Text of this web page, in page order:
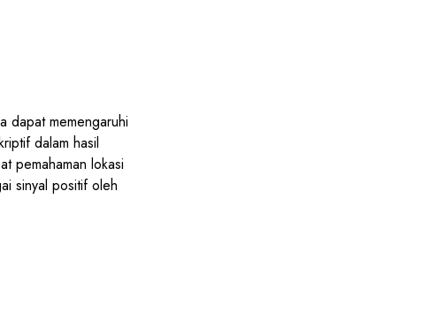
dapat memengaruhi
dalam hasil
pemahaman lokasi
sinyal positif oleh